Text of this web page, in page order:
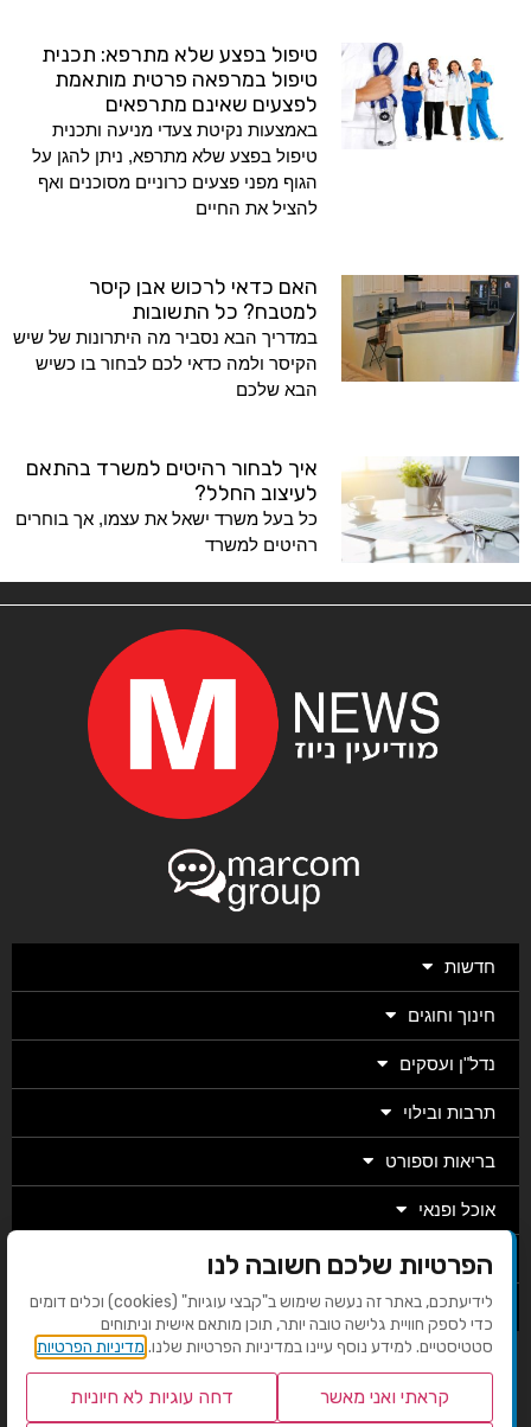
טיפול בפצע שלא מתרפא: תכנית
טיפול במרפאה פרטית מותאמת
לפצעים שאינם מתרפאים
באמצעות נקיטת צעדי מניעה ותכנית
טיפול בפצע שלא מתרפא, ניתן להגן על
הגוף מפני פצעים כרוניים מסוכנים ואף
להציל את החיים
האם כדאי לרכוש אבן קיסר
למטבח? כל התשובות
במדריך הבא נסביר מה היתרונות של שיש
הקיסר ולמה כדאי לכם לבחור בו כשיש
הבא שלכם
איך לבחור רהיטים למשרד בהתאם
לעיצוב החלל?
כל בעל משרד ישאל את עצמו, אך בוחרים
רהיטים למשרד
חדשות
חינוך וחוגים
נדל"ן ועסקים
תרבות ובילוי
בריאות וספורט
אוכל ופנאי
מגזין
מערכת
בניית אתרים EMG
הפרטיות שלכם חשובה לנו
לידיעתכם, באתר זה נעשה שימוש ב"קבצי עוגיות" (cookies) וכלים דומים
כדי לספק חוויית גלישה טובה יותר, תוכן מותאם אישית וניתוחים
סטטיסטיים. למידע נוסף עיינו במדיניות הפרטיות שלנו. מדיניות הפרטיות
קראתי ואני מאשר דחה עוגיות לא חיוניות